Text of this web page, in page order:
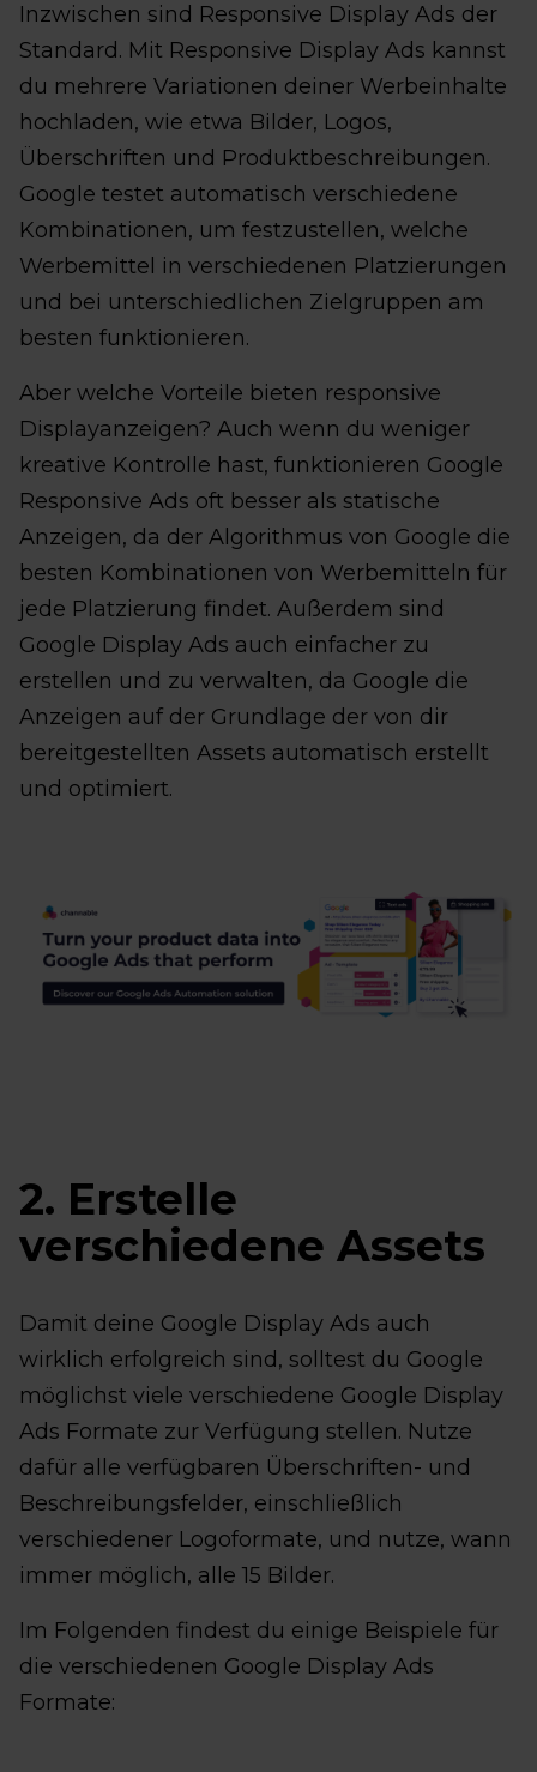
Inzwischen sind Responsive Display Ads der
Standard. Mit Responsive Display Ads kannst
du mehrere Variationen deiner Werbeinhalte
hochladen, wie etwa Bilder, Logos,
Überschriften und Produktbeschreibungen.
Google testet automatisch verschiedene
Kombinationen, um festzustellen, welche
Werbemittel in verschiedenen Platzierungen
und bei unterschiedlichen Zielgruppen am
besten funktionieren.
Aber welche Vorteile bieten responsive
Displayanzeigen? Auch wenn du weniger
kreative Kontrolle hast, funktionieren Google
Responsive Ads oft besser als statische
Anzeigen, da der Algorithmus von Google die
besten Kombinationen von Werbemitteln für
jede Platzierung findet. Außerdem sind
Google Display Ads auch einfacher zu
erstellen und zu verwalten, da Google die
Anzeigen auf der Grundlage der von dir
bereitgestellten Assets automatisch erstellt
und optimiert.
2. Erstelle
verschiedene Assets
Damit deine Google Display Ads auch
wirklich erfolgreich sind, solltest du Google
möglichst viele verschiedene Google Display
Ads Formate zur Verfügung stellen. Nutze
dafür alle verfügbaren Überschriften- und
Beschreibungsfelder, einschließlich
verschiedener Logoformate, und nutze, wann
immer möglich, alle 15 Bilder.
Im Folgenden findest du einige Beispiele für
die verschiedenen Google Display Ads
Formate: